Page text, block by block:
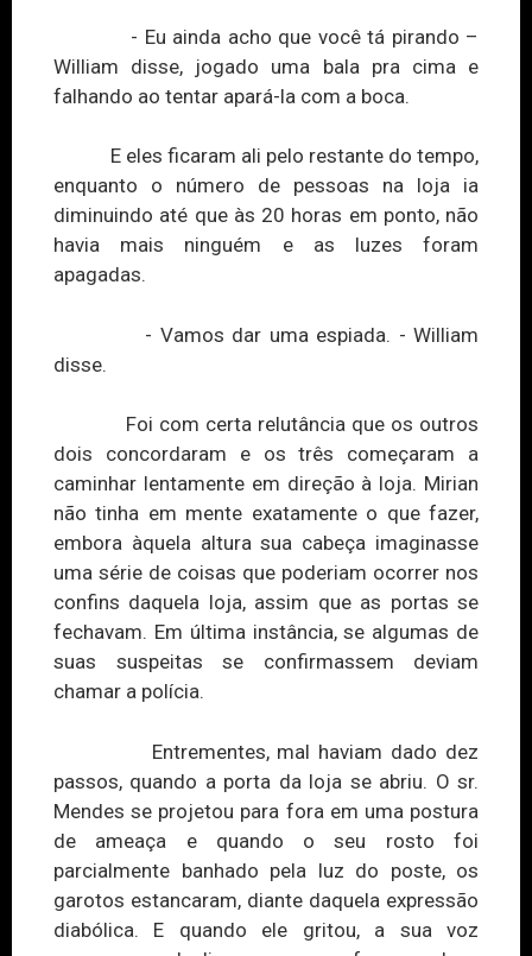
- Eu ainda acho que você tá pirando –
William disse, jogado uma bala pra cima e
falhando ao tentar apará-la com a boca.
E eles ficaram ali pelo restante do tempo,
enquanto o número de pessoas na loja ia
diminuindo até que às 20 horas em ponto, não
havia mais ninguém e as luzes foram
apagadas.
- Vamos dar uma espiada. - William
disse.
Foi com certa relutância que os outros
dois concordaram e os três começaram a
caminhar lentamente em direção à loja. Mirian
não tinha em mente exatamente o que fazer,
embora àquelaaltura sua cabeça imaginasse
uma série de coisas que poderiam ocorrer nos
confins daquela loja, assim que as portas se
fechavam. Em última instância, se algumas de
suas suspeitas se confirmassem deviam
chamar a polícia.
Entrementes, mal haviam dado dez
passos, quando a porta da loja se abriu. O sr.
Mendes se projetou para fora em uma postura
de ameaça e quando o seu rosto foi
parcialmente banhado pela luz do poste, os
garotos estancaram, diante daquela expressão
diabólica. E quando ele gritou, a sua voz